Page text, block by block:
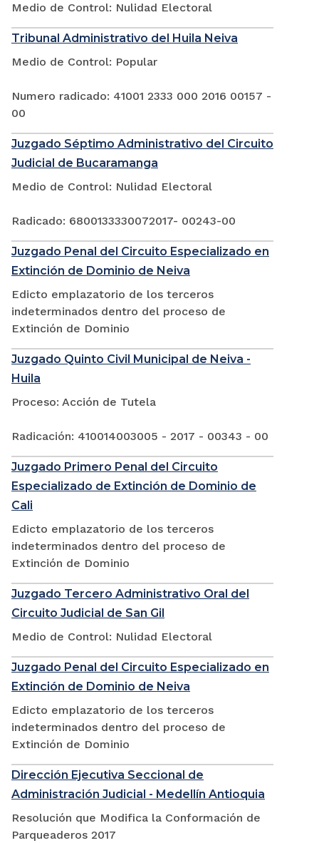
Medio de Control: Nulidad Electoral
Tribunal Administrativo del Huila Neiva
Medio de Control: Popular
Numero radicado: 41001 2333 000 2016 00157 -
00
Juzgado Séptimo Administrativo del Circuito
Judicial de Bucaramanga
Medio de Control: Nulidad Electoral
Radicado: 6800133330072017- 00243-00
Juzgado Penal del Circuito Especializado en
Extinción de Dominio de Neiva
Edicto emplazatorio de los terceros
indeterminados dentro del proceso de
Extinción de Dominio
Juzgado Quinto Civil Municipal de Neiva -
Huila
Proceso: Acción de Tutela
Radicación: 410014003005 - 2017 - 00343 - 00
Juzgado Primero Penal del Circuito
Especializado de Extinción de Dominio de
Cali
Edicto emplazatorio de los terceros
indeterminados dentro del proceso de
Extinción de Dominio
Juzgado Tercero Administrativo Oral del
Circuito Judicial de San Gil
Medio de Control: Nulidad Electoral
Juzgado Penal del Circuito Especializado en
Extinción de Dominio de Neiva
Edicto emplazatorio de los terceros
indeterminados dentro del proceso de
Extinción de Dominio
Dirección Ejecutiva Seccional de
Administración Judicial - Medellín Antioquia
Resolución que Modifica la Conformación de
Parqueaderos 2017